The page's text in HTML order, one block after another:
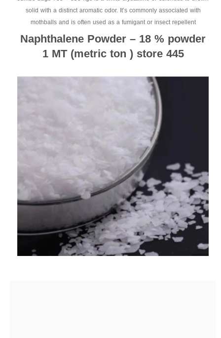
solid with a distinct aromatic odor. It’s commonly associated with
mothballs and is often used as a fumigant or insect repellent
Naphthalene Powder – 18 % powder
1 MT (metric ton ) store 445